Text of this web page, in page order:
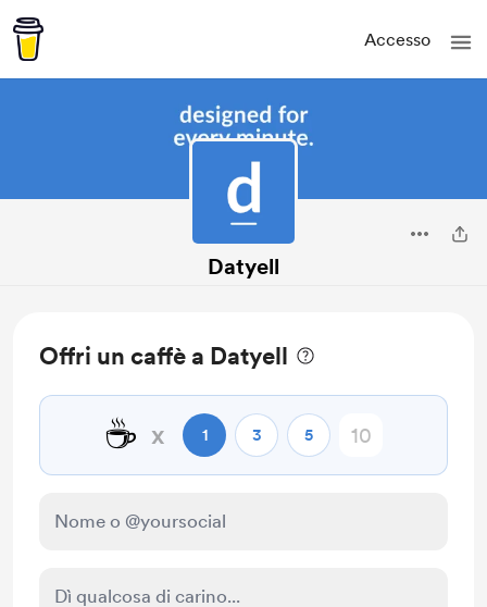
Accesso
Datyell
Offri un caffè a Datyell
☕ x 1 3 5